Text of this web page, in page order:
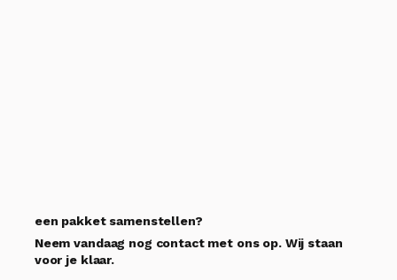
een pakket samenstellen?
Neem vandaag nog contact met ons op. Wij staan
voor je klaar.